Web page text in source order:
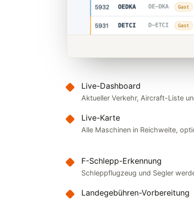
Live-Dashboard
Aktueller Verkehr, Aircraft-Liste
Live-Karte
Alle Maschinen in Reichweite,
F-Schlepp-Erkennung
Schleppflugzeug und Segler
Landegebühren-Vorbereitung